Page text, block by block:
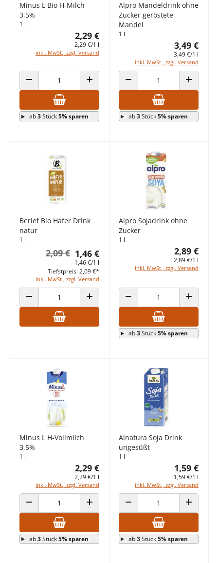
Minus L Bio H-Milch
3,5%
1 l
2,29 €
2,29 €/1 l
inkl. MwSt., zzgl. Versand
ANZAHL VERRINGERN ANZAHL ERHÖHEN
ab3Stück5% sparen
Alpro Mandeldrink ohne
Zucker geröstete
Mandel
1 l
3,49 €
3,49 €/1 l
inkl. MwSt., zzgl. Versand
ANZAHL VERRINGERN ANZAHL
ab3Stück5% sparen
Berief Bio Hafer Drink
natur
1 l
1,46 €
2,09 €
1,46 €/1 l
inkl. MwSt., zzgl. Versand
Tiefstpreis: 2,09 €*
ANZAHL VERRINGERN ANZAHL ERHÖHEN
Alpro Sojadrink ohne
Zucker
1 l
2,89 €
2,89 €/1 l
inkl. MwSt., zzgl. Versand
ANZAHL VERRINGERN ANZAHL
ab3Stück5% sparen
Minus L H-Vollmilch
3,5%
1 l
2,29 €
2,29 €/1 l
inkl. MwSt., zzgl. Versand
ANZAHL VERRINGERN ANZAHL ERHÖHEN
ab3Stück5% sparen
Alnatura Soja Drink
ungesüßt
1 l
1,59 €
1,59 €/1 l
inkl. MwSt., zzgl. Versand
ANZAHL VERRINGERN ANZAHL
ab3Stück5% sparen